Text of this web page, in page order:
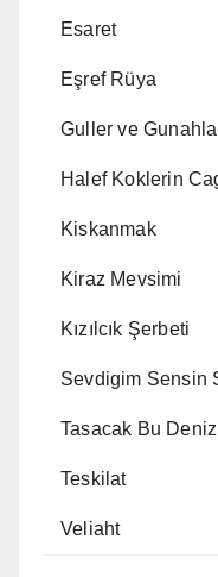
Esaret
Eşref Rüya
Guller ve
Halef Koklerin
Kiskanmak
Kiraz Mevsimi
Kızılcık Şerbeti
Sevdigim Sensin
Tasacak Bu Deniz
Teskilat
Veliaht